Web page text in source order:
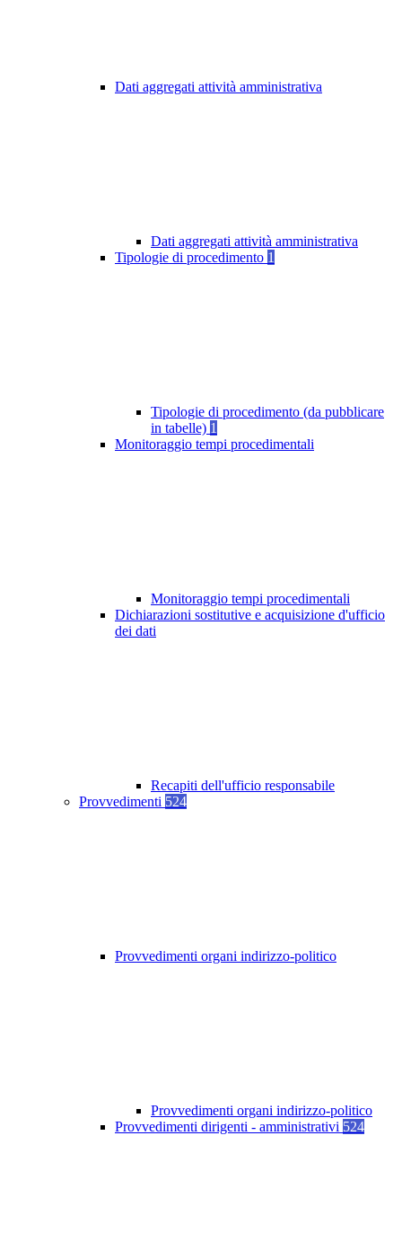
Dati aggregati attività amministrativa
Dati aggregati attività amministrativa
Tipologie di procedimento 1
Tipologie di procedimento (da pubblicare
in tabelle) 1
Monitoraggio tempi procedimentali
Monitoraggio tempi procedimentali
Dichiarazioni sostitutive e acquisizione d'ufficio
dei dati
Recapiti dell'ufficio responsabile
Provvedimenti 524
Provvedimenti organi indirizzo-politico
Provvedimenti organi indirizzo-politico
Provvedimenti dirigenti - amministrativi 524